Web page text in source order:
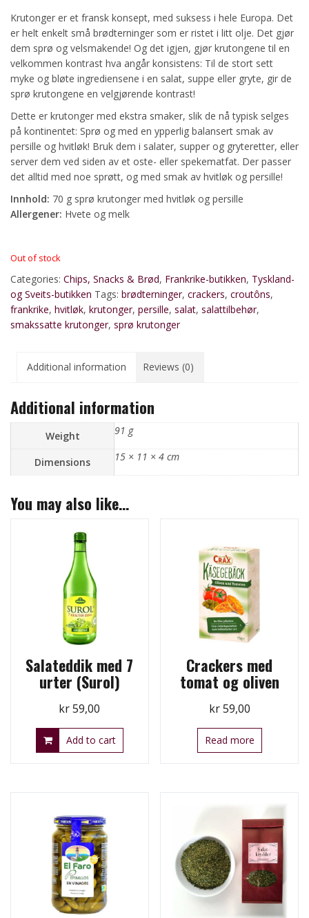
Krutonger er et fransk konsept, med suksess i hele Europa. Det
er helt enkelt små brødterninger som er ristet i litt olje. Det gjør
dem sprø og velsmakende! Og det igjen, gjør krutongene til en
velkommen kontrast hva angår konsistens: Til de stort sett
myke og bløte ingrediensene i en salat, suppe eller gryte, gir de
sprø krutongene en velgjørende kontrast!
Dette er krutonger med ekstra smaker, slik de nå typisk selges
på kontinentet: Sprø og med en ypperlig balansert smak av
persille og hvitløk! Bruk dem i salater, supper og gryteretter, eller
server dem ved siden av et oste- eller spekematfat. Der passer
det alltid med noe sprøtt, og med smak av hvitløk og persille!
Innhold: 70 g sprø krutonger med hvitløk og persille
Allergener: Hvete og melk
Out of stock
Categories: Chips, Snacks & Brød, Frankrike-butikken, Tyskland-
og Sveits-butikken Tags: brødterninger, crackers, croutôns,
frankrike, hvitløk, krutonger, persille, salat, salattilbehør,
smakssatte krutonger, sprø krutonger
Additional information Reviews (0)
Additional information
Weight 91 g
Dimensions 15 × 11 × 4 cm
You may also like…
Salateddik med 7
urter (Surol)
kr59,00
Add to cart
Crackers med
tomat og oliven
kr59,00
Read more